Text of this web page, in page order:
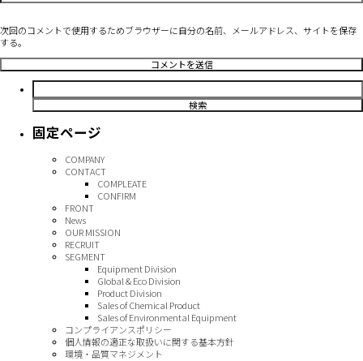
次回のコメントで使用するためブラウザーに自分の名前、メールアドレス、サイトを保存
する。
検
索:
固定ページ
COMPANY
CONTACT
COMPLEATE
CONFIRM
FRONT
News
OUR MISSION
RECRUIT
SEGMENT
Equipment Division
Global & Eco Division
Product Division
Sales of Chemical Product
Sales of Environmental Equipment
コンプライアンスポリシー
個人情報の適正な取扱いに関する基本方針
環境・品質マネジメント